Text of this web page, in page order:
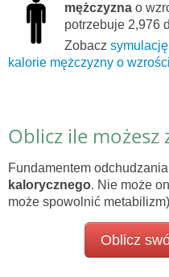
mężczyzna o
potrzebuje 2,976
Zobacz
kalorie mężczyzny o
Oblicz ile możesz
Fundamentem
kalorycznego. Nie może
może spowolnić
Oblicz